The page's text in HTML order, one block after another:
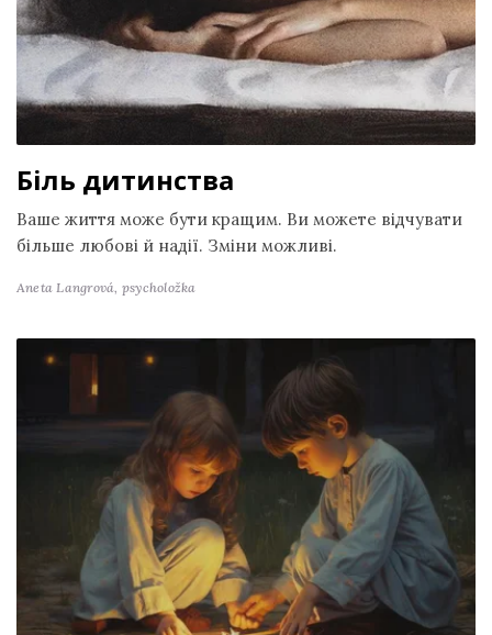
Біль дитинства
Ваше життя може бути кращим. Ви можете відчувати
більше любові й надії. Зміни можливі.
Aneta Langrová, psycholožka